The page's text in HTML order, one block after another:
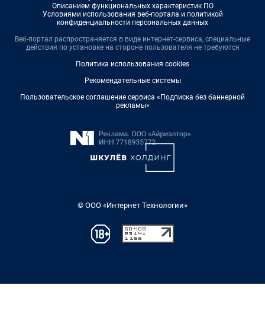
Описанием функциональных характеристик ПО
Условиями использования веб-портала и политикой
конфиденциальности персональных данных
Веб-портал распространяется в виде интернет-сервиса, специальные
действия по установке на стороне пользователя не требуются
Политика использования cookies
Рекомендательные системы
Пользовательское соглашение сервиса «Подписка без баннерной
рекламы»
© ООО «Интернет Технологии»